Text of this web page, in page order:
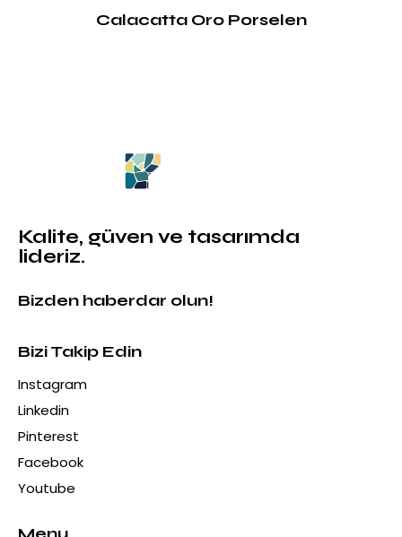
Calacatta Oro Porselen
Kalite, güven ve tasarımda
lideriz.
Bizden haberdar olun!
Bizi Takip Edin
Instagram
Linkedin
Pinterest
Facebook
Youtube
Menu